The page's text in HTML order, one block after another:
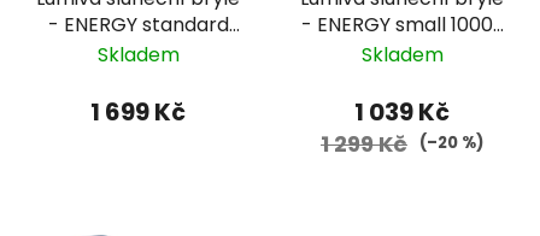
- ENERGY standard
01026 - červená,
zorníky
Skladem
1 699 Kč
- ENERGY small 10009
- fialová, fialové
Skladem
1 039 Kč
1 299 Kč (–20 %)